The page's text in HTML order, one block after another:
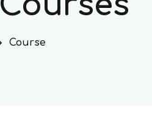
Course